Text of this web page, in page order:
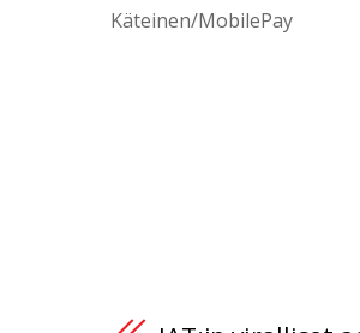
Käteinen/MobilePay